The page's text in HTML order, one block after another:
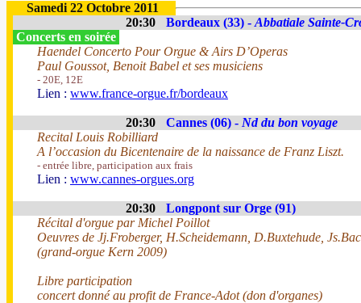
Samedi 22 Octobre 2011
20:30
Bordeaux (33) - Abbatiale Sainte-
Concerts en soirée
Haendel Concerto Pour Orgue & Airs D’Operas
Paul Goussot, Benoit Babel et ses musiciens
- 20E, 12E
Lien : www.france-orgue.fr/bordeaux
20:30 Cannes (06) - Nd du bon voyage
Recital Louis Robilliard
A l’occasion du Bicentenaire de la naissance de Franz Liszt.
- entrée libre, participation aux frais
Lien : www.cannes-orgues.org
20:30
Longpont sur Orge (91)
Récital d'orgue par Michel Poillot
Oeuvres de Jj.Froberger, H.Scheidemann, D.Buxtehude,
(grand-orgue Kern 2009)
Libre participation
concert donné au profit de France-Adot (don d'organes)